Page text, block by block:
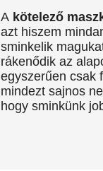
A kötelező
azt hiszem
sminkelik
rákenődik az
egyszerűen csak
mindezt sajnos
hogy sminkünk